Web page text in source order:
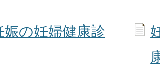
娠の妊婦健康診